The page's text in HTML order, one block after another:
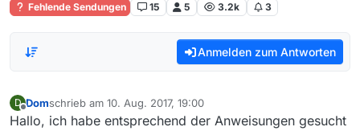
Fehlende Sendungen 15 5 3.2k 3
Anmelden zum Antworten
D
Offline
Domschrieb am 10. Aug. 2017, 19:00
zuletzt editiert von
Hallo, ich habe entsprechend der Anweisungen gesucht